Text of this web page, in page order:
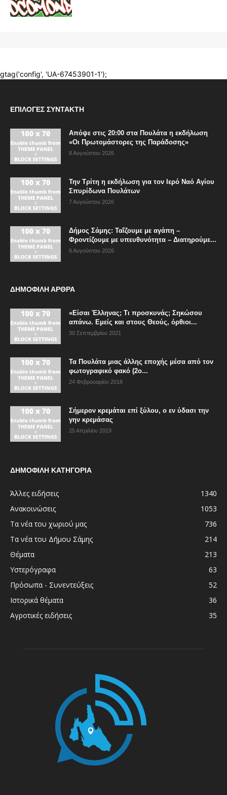
ΕΠΙΛΟΓΈΣ ΣΥΝΤΆΚΤΗ
Απόψε στις 20:00 στα Πουλάτα η εκδήλωση
«Οι Πρωτομάστορες της Παράδοσης»
8 Αυγούστου 2026
Την Τρίτη η εκδήλωση για τον Ιερό Ναό Αγίου
Σπυρίδωνα Πουλάτων
7 Αυγούστου 2026
Δήμος Σάμης: Ταΐζουμε με αγάπη –
Φροντίζουμε με υπευθυνότητα – Διατηρούμε...
6 Αυγούστου 2026
ΔΗΜΟΦΙΛΗ ΑΡΘΡΑ
«Είσαι Έλληνας; Τι προσκυνάς; Σηκώσου
απάνω. Εμείς και στους Θεούς, όρθιοι...
30 Σεπτεμβρίου 2021
Τα Πουλάτα μιας άλλης εποχής μέσα από τον
φωτογραφικό φακό (2ο...
24 Φεβρουαρίου 2018
Σήμερον κρεμάται επί ξύλου, ο εν ύδασι την
γην κρεμάσας
25 Απριλίου 2019
ΔΗΜΟΦΙΛΗ ΚΑΤΗΓΟΡΙΑ
Άλλες ειδήσεις
1340
Ανακοινώσεις
1053
Τα νέα του χωριού μας
736
Τα νέα του Δήμου Σάμης
214
Θέματα
213
Υστερόγραφα
63
Πρόσωπα - Συνεντεύξεις
52
Ιστορικά θέματα
36
Αγροτικές ειδήσεις
35